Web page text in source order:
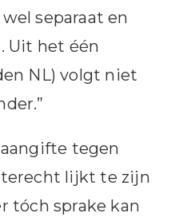
separaat en
Uit het één
NL) volgt niet
tegen
terecht lijkt te zijn
tóch sprake kan